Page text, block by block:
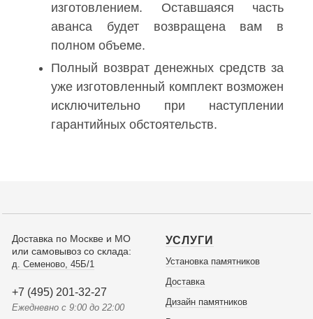
изготовлением. Оставшаяся часть
аванса будет возвращена вам в
полном объеме.
Полный возврат денежных средств за
уже изготовленный комплект возможен
исключительно при наступлении
гарантийных обстоятельств.
Доставка по Москве и МО
или самовывоз со склада:
д. Семеново, 45Б/1
+7 (495) 201-32-27
Ежедневно с 9:00 до 22:00
УСЛУГИ
Установка памятников
Доставка
Дизайн памятников